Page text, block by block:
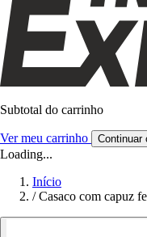
Subtotal do carrinho
Ver meu carrinho Continuar
Loading...
Início
/ Casaco com capuz